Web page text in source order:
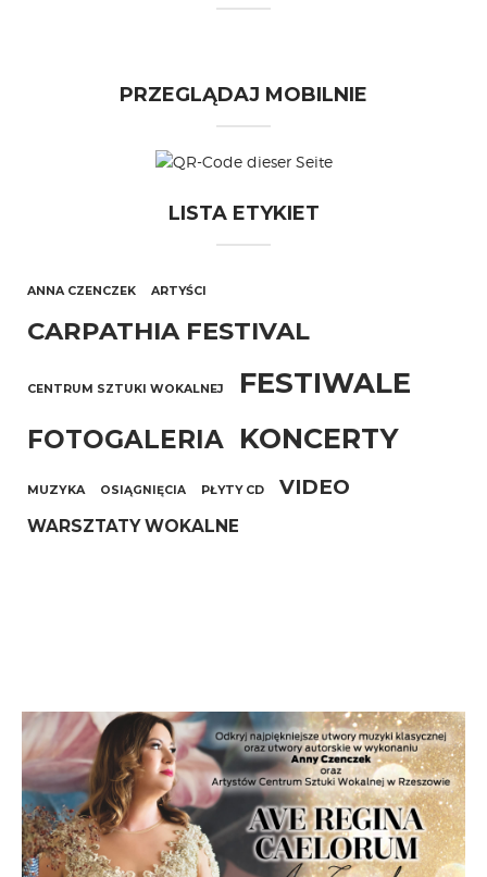
PRZEGLĄDAJ MOBILNIE
LISTA ETYKIET
ANNA CZENCZEK ARTYŚCI
CARPATHIA FESTIVAL
CENTRUM SZTUKI WOKALNEJ FESTIWALE
FOTOGALERIA KONCERTY
MUZYKA OSIĄGNIĘCIA PŁYTY CD VIDEO
WARSZTATY WOKALNE